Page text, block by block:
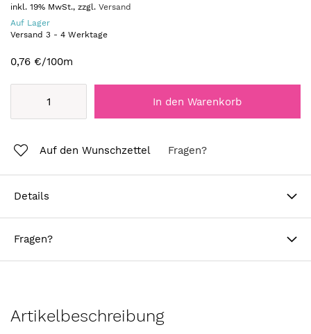
inkl. 19% MwSt., zzgl. Versand
Auf Lager
Versand 3 - 4 Werktage
0,76 €/100m
In den Warenkorb
Auf den Wunschzettel Fragen?
Details
Fragen?
Artikelbeschreibung